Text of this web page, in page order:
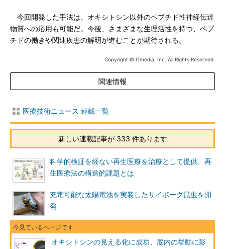
今回開発した手法は、オキシトシン以外のペプチド性神経伝達
物質への応用も可能だ。今後、さまざまな生理活性を持つ、ペプ
チドの働きや関連疾患の解明が進むことが期待される。
Copyright © ITmedia, Inc. All Rights Reserved.
関連情報
医療技術ニュース 連載一覧
新しい連載記事が 333 件あります
科学的検証を経ない再生医療を治療として提供、再
生医療法の構造的課題とは
充電可能な太陽電池を実装したサイボーグ昆虫を開
発
オキシトシンの見える化に成功、脳内の挙動に影